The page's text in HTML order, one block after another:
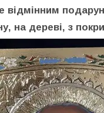
відмінним
на дереві, з